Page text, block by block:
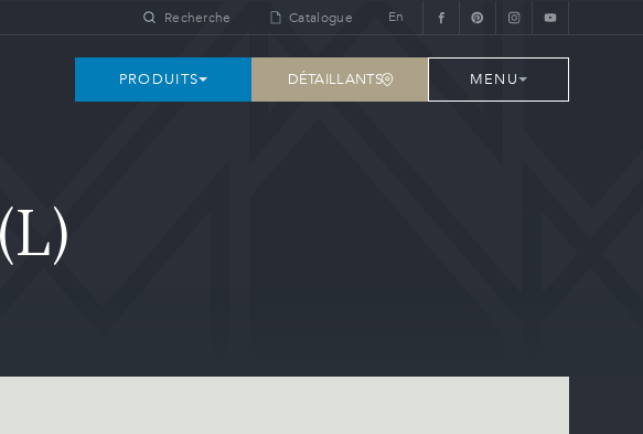
Recherche Catalogue En
PRODUITS DÉTAILLANTS MENU